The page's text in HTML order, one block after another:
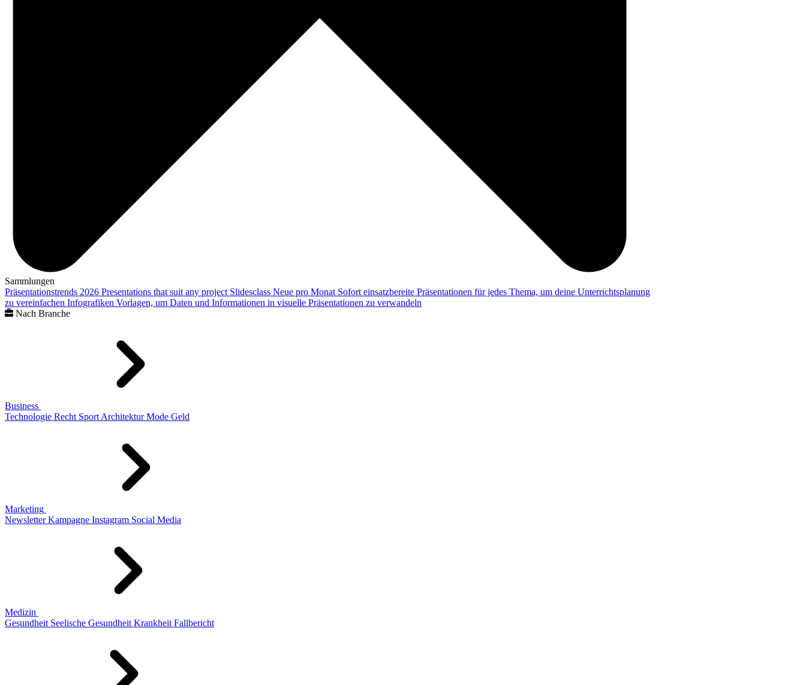
Sammlungen
Präsentationstrends 2026 Presentations that suit any project Slidesclass Neue pro Monat Sofort einsatzbereite Präsentationen für jedes Thema, um deine Unterrichtsplanung
zu vereinfachen Infografiken Vorlagen, um Daten und Informationen in visuelle Präsentationen zu verwandeln
Nach Branche
Business
Technologie Recht Sport Architektur Mode Geld
Marketing
Newsletter Kampagne Instagram Social Media
Medizin
Gesundheit Seelische Gesundheit Krankheit Fallbericht